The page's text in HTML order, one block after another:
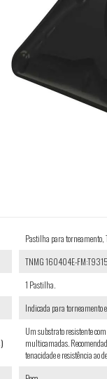
Pastilha para
TNMG 160404E-FM:T9315
1 Pastilha.
Indicada para torneamento
Um substrato resistente
multicamadas.
tenacidade e resistência ao